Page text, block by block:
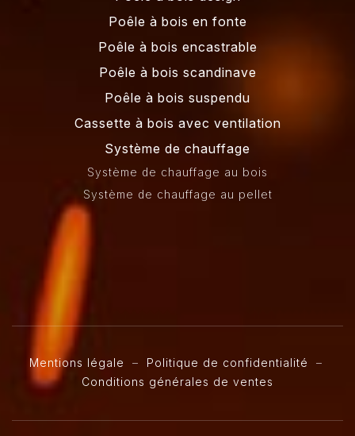
Poêle à bois en fonte
Poêle à bois encastrable
Poêle à bois scandinave
Poêle à bois suspendu
Cassette à bois avec ventilation
Système de chauffage
Système de chauffage au bois
Système de chauffage au pellet
Mentions légale – Politique de confidentialité –
Conditions générales de ventes